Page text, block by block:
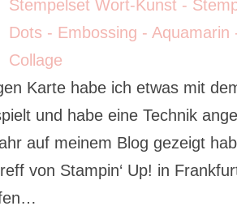
Karte habe ich etwas mit
und habe eine Technik
auf meinem Blog gezeigt
von Stampin‘ Up! in